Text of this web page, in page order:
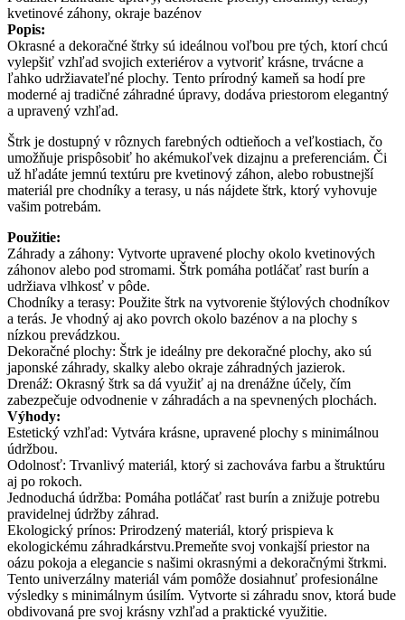
kvetinové záhony, okraje bazénov
Popis:
Okrasné a dekoračné štrky sú ideálnou voľbou pre tých, ktorí chcú
vylepšiť vzhľad svojich exteriérov a vytvoriť krásne, trvácne a
ľahko udržiavateľné plochy. Tento prírodný kameň sa hodí pre
moderné aj tradičné záhradné úpravy, dodáva priestorom elegantný
a upravený vzhľad.
Štrk je dostupný v rôznych farebných odtieňoch a veľkostiach, čo
umožňuje prispôsobiť ho akémukoľvek dizajnu a preferenciám. Či
už hľadáte jemnú textúru pre kvetinový záhon, alebo robustnejší
materiál pre chodníky a terasy, u nás nájdete štrk, ktorý vyhovuje
vašim potrebám.
Použitie:
Záhrady a záhony: Vytvorte upravené plochy okolo kvetinových
záhonov alebo pod stromami. Štrk pomáha potláčať rast burín a
udržiava vlhkosť v pôde.
Chodníky a terasy: Použite štrk na vytvorenie štýlových chodníkov
a terás. Je vhodný aj ako povrch okolo bazénov a na plochy s
nízkou prevádzkou.
Dekoračné plochy: Štrk je ideálny pre dekoračné plochy, ako sú
japonské záhrady, skalky alebo okraje záhradných jazierok.
Drenáž: Okrasný štrk sa dá využiť aj na drenážne účely, čím
zabezpečuje odvodnenie v záhradách a na spevnených plochách.
Výhody:
Estetický vzhľad: Vytvára krásne, upravené plochy s minimálnou
údržbou.
Odolnosť: Trvanlivý materiál, ktorý si zachováva farbu a štruktúru
aj po rokoch.
Jednoduchá údržba: Pomáha potláčať rast burín a znižuje potrebu
pravidelnej údržby záhrad.
Ekologický prínos: Prirodzený materiál, ktorý prispieva k
ekologickému záhradkárstvu.Premeňte svoj vonkajší priestor na
oázu pokoja a elegancie s našimi okrasnými a dekoračnými štrkmi.
Tento univerzálny materiál vám pomôže dosiahnuť profesionálne
výsledky s minimálnym úsilím. Vytvorte si záhradu snov, ktorá bude
obdivovaná pre svoj krásny vzhľad a praktické využitie.